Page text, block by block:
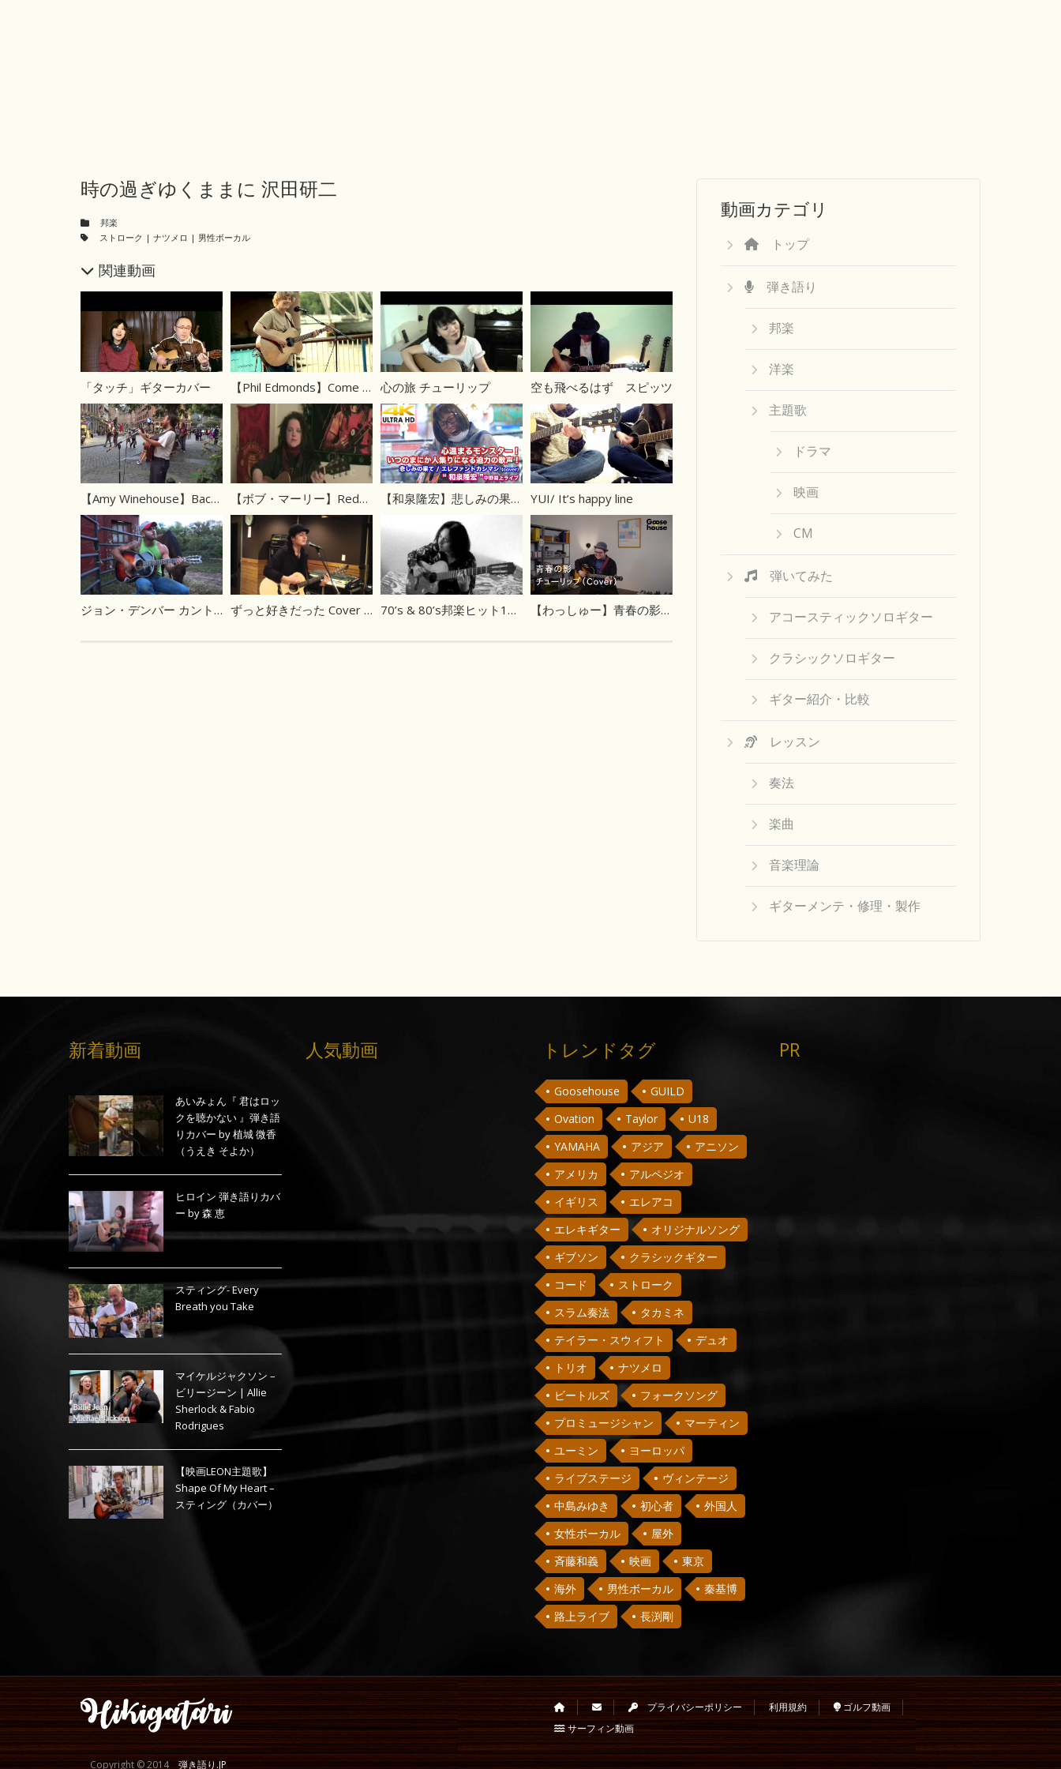
時の過ぎゆくままに 沢田研二
邦楽
ストローク | ナツメロ | 男性ボーカル
関連動画
「タッチ」ギターカバー 【Phil Edmonds】Come Together ビートルズ カバー 心の旅 チューリップ 空も飛べるはず スピッツ
【Amy Winehouse】Back to Black 【ボブ・マーリー】Redemption Song – Bob Marley コード 【和泉隆宏】悲しみの果て-エレファントカシマシ（cover） 中野路上ライブ YUI/ It’s happy line
ジョン・デンバー カントリーロード ずっと好きだった Cover 斉藤和義 70’s & 80’s邦楽ヒット18曲メドレー 【わっしゅー】青春の影／チューリップ
動画カテゴリ
トップ
弾き語り
邦楽
洋楽
主題歌
ドラマ
映画
CM
弾いてみた
アコースティックソロギター
クラシックソロギター
ギター紹介・比較
レッスン
奏法
楽曲
音楽理論
ギターメンテ・修理・製作
新着動画
あいみょん『 君はロッ
クを聴かない 』弾き語
りカバー by 植城 微香
（うえき そよか）
ヒロイン 弾き語りカバ
ー by 森 恵
スティング- Every
Breath you Take
マイケルジャクソン –
ビリージーン | Allie
Sherlock & Fabio
Rodrigues
【映画LEON主題歌】
Shape Of My Heart –
スティング（カバー）
人気動画 トレンドタグ
Goosehouse
GUILD
Ovation
Taylor
U18
YAMAHA
アジア
アニソン
アメリカ
アルペジオ
イギリス
エレアコ
エレキギター
オリジナルソング
ギブソン
クラシックギター
コード
ストローク
スラム奏法
タカミネ
テイラー・スウィフト
デュオ
トリオ
ナツメロ
ビートルズ
フォークソング
プロミュージシャン
マーティン
ユーミン
ヨーロッパ
ライブステージ
ヴィンテージ
中島みゆき
初心者
外国人
女性ボーカル
屋外
斉藤和義
映画
東京
海外
男性ボーカル
秦基博
路上ライブ
長渕剛
PR
Copyright © 2014弾き語り.JP
プライバシーポリシー 利用規約
ゴルフ動画
サーフィン動画